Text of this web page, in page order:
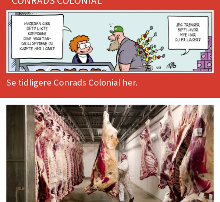
Se tidligere Conrads Colonial her.